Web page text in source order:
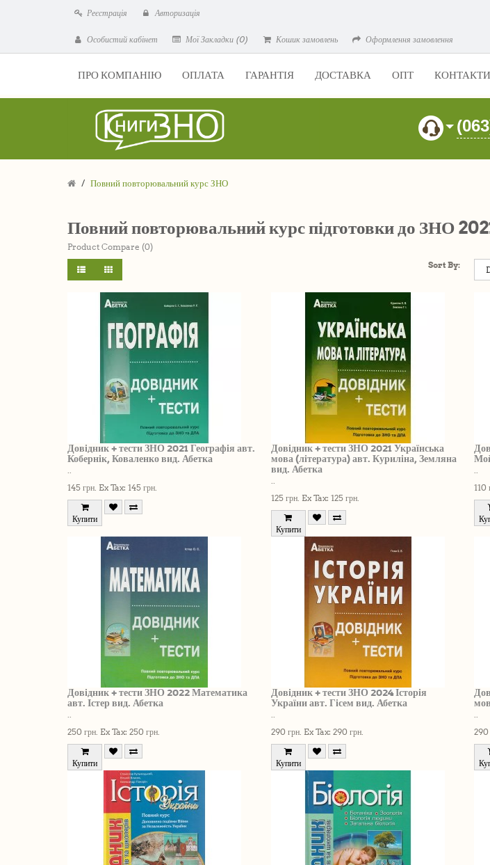
Реєстрація Авторизація
Особистий кабінет Мої Закладки (0) Кошик замовлень Оформлення замовлення
ПРО КОМПАНІЮ ОПЛАТА ГАРАНТІЯ ДОСТАВКА ОПТ КОНТАКТИ
Повний повторювальний курс ЗНО
Повний повторювальний курс підготовки до ЗНО
Product Compare (0)
Sort By:
Довідник + тести ЗНО 2021 Географія авт.
Кобернік, Коваленко вид. Абетка
145 грн. Ex Tax: 145 грн.
Купити
Довідник + тести ЗНО 2021 Українська
мова (література) авт. Куриліна, Земляна
вид. Абетка
125 грн. Ex Tax: 125 грн.
Купити
110
Довідник + тести ЗНО 2022 Математика
авт. Істер вид. Абетка
250 грн. Ex Tax: 250 грн.
Купити
Довідник + тести ЗНО 2024 Історія
України авт. Гісем вид. Абетка
290 грн. Ex Tax: 290 грн.
Купити
290